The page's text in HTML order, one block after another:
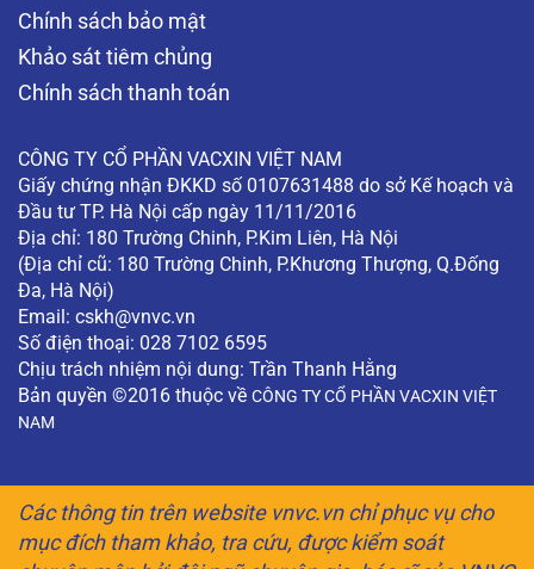
Chính sách bảo mật
Khảo sát tiêm chủng
Chính sách thanh toán
CÔNG TY CỔ PHẦN VACXIN VIỆT NAM
Giấy chứng nhận ĐKKD số 0107631488 do sở Kế hoạch và
Đầu tư TP. Hà Nội cấp ngày 11/11/2016
Địa chỉ: 180 Trường Chinh, P.Kim Liên, Hà Nội
(Địa chỉ cũ: 180 Trường Chinh, P.Khương Thượng, Q.Đống
Đa, Hà Nội)
Email: cskh@vnvc.vn
Số điện thoại: 028 7102 6595
Chịu trách nhiệm nội dung: Trần Thanh Hằng
Bản quyền ©2016 thuộc về CÔNG TY CỔ PHẦN VACXIN VIỆT
NAM
Các thông tin trên website vnvc.vn chỉ phục vụ cho
mục đích tham khảo, tra cứu, được kiểm soát